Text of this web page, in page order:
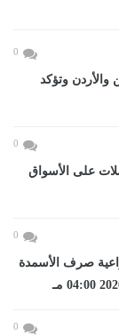
0
والأردن وتؤكد
0
على الأسواق
0
صرف الأسمدة
0